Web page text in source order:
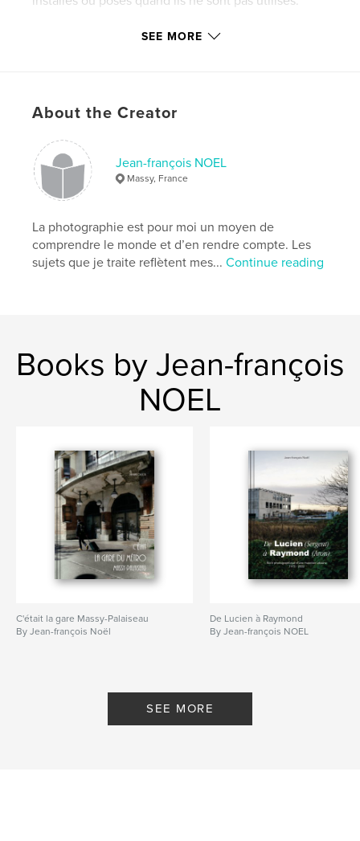
Features & Details
Project Option:Small Square, 7×7 in, 18×18 cm
# of Pages:
44
ISBN
Publish Date:Dec 02, 2021
LanguageFrench
SEE MORE
About the Creator
Jean-françois NOEL
Massy, France
La photographie est pour moi un moyen de
comprendre le monde et d’en rendre compte. Les
sujets que je traite reflètent mes...Continue reading
Books by Jean-françois
NOEL
C'était la gare Massy-Palaiseau
By Jean-françois Noël
De Lucien à Raymond
By Jean-françois NOEL
SEE MORE